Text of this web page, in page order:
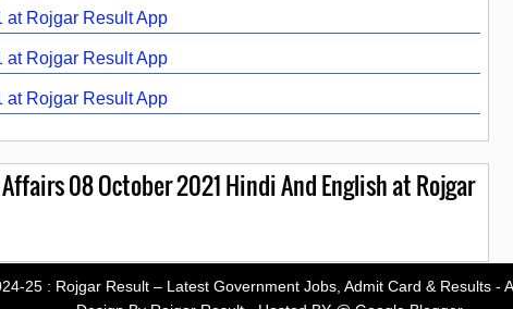
at Rojgar Result App
at Rojgar Result App
at Rojgar Result App
08 October 2021 Hindi And English at Rojgar
25 : Rojgar Result – Latest Government Jobs, Admit Card & Results -